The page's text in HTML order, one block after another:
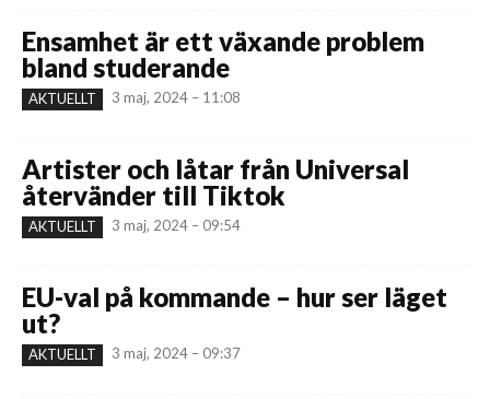
Ensamhet är ett växande problem
bland studerande
AKTUELLT 3 maj, 2024 – 11:08
Artister och låtar från Universal
återvänder till Tiktok
AKTUELLT 3 maj, 2024 – 09:54
EU-val på kommande – hur ser läget
ut?
AKTUELLT 3 maj, 2024 – 09:37